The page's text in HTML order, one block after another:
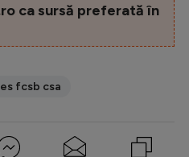
ca sursă preferată în
fcsb csa